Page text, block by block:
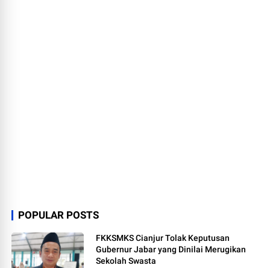
POPULAR POSTS
FKKSMKS Cianjur Tolak Keputusan
Gubernur Jabar yang Dinilai Merugikan
Sekolah Swasta